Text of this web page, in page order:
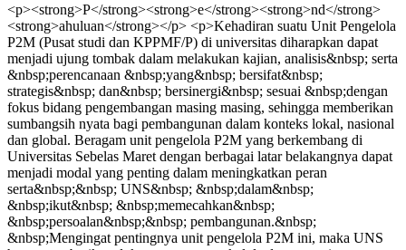
<p><strong>P</strong><strong>e</strong><strong>nd</strong>
<strong>ahuluan</strong></p> <p>Kehadiran suatu Unit Pengelola
P2M (Pusat studi dan KPPMF/P) di universitas diharapkan dapat
menjadi ujung tombak dalam melakukan kajian, analisis&nbsp; serta
&nbsp;perencanaan &nbsp;yang&nbsp; bersifat&nbsp;
strategis&nbsp; dan&nbsp; bersinergi&nbsp; sesuai &nbsp;dengan
fokus bidang pengembangan masing masing, sehingga memberikan
sumbangsih nyata bagi pembangunan dalam konteks lokal, nasional
dan global. Beragam unit pengelola P2M yang berkembang di
Universitas Sebelas Maret dengan berbagai latar belakangnya dapat
menjadi modal yang penting dalam meningkatkan peran
serta&nbsp;&nbsp; UNS&nbsp; &nbsp;dalam&nbsp;
&nbsp;ikut&nbsp; &nbsp;memecahkan&nbsp;
&nbsp;persoalan&nbsp;&nbsp; pembangunan.&nbsp;
&nbsp;Mengingat pentingnya unit pengelola P2M ini, maka UNS